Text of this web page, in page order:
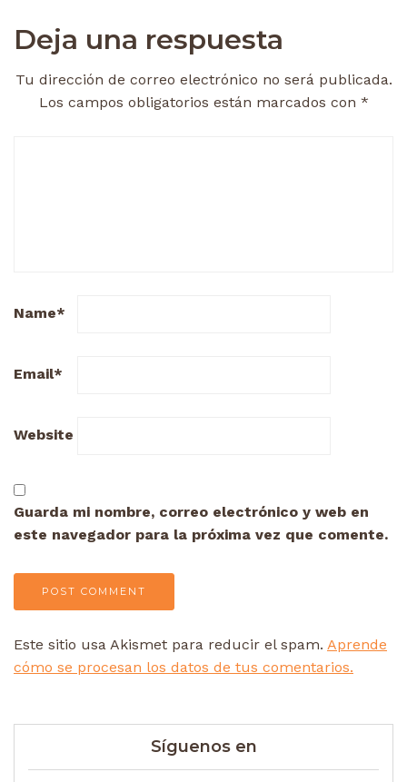
Deja una respuesta
Tu dirección de correo electrónico no será publicada.
Los campos obligatorios están marcados con *
Name*
Email*
Website
Guarda mi nombre, correo electrónico y web en
este navegador para la próxima vez que comente.
Este sitio usa Akismet para reducir el spam. Aprende
cómo se procesan los datos de tus comentarios.
Síguenos en